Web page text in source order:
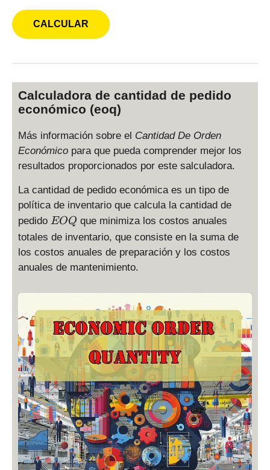
Calculadora de cantidad de pedido
económico (eoq)
Más información sobre el Cantidad De Orden
Económico para que pueda comprender mejor los
resultados proporcionados por este salculadora.
La cantidad de pedido económica es un tipo de
política de inventario que calcula la cantidad de
pedido E
O
Q
EOQ que minimiza los costos anuales
totales de inventario, que consiste en la suma de
los costos anuales de preparación y los costos
anuales de mantenimiento.